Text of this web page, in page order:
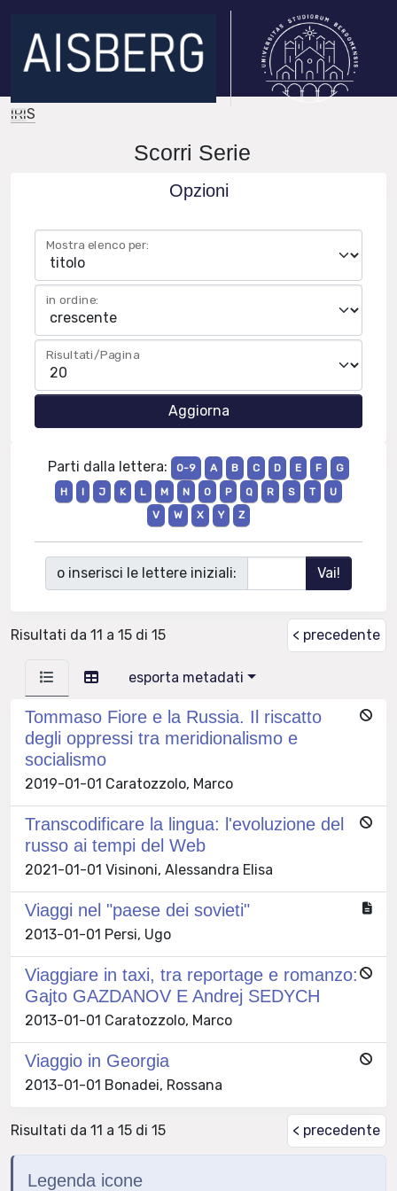
IRIS
Scorri Serie
Opzioni
Mostra elenco per:
in ordine:
Risultati/Pagina
Parti dalla lettera: 0-9 A B C D E F
G
H
I J K L M N O P Q R S T
U
V
W X Y Z
o inserisci le lettere iniziali:
Risultati da 11 a 15 di 15 < precedente
esporta metadati
Tommaso Fiore e la Russia. Il riscatto
degli oppressi tra meridionalismo e
socialismo
2019-01-01 Caratozzolo, Marco
Transcodificare la lingua: l'evoluzione del
russo ai tempi del Web
2021-01-01 Visinoni, Alessandra Elisa
Viaggi nel "paese dei sovieti"
2013-01-01 Persi, Ugo
Viaggiare in taxi, tra reportage e romanzo:
Gajto GAZDANOV E Andrej SEDYCH
2013-01-01 Caratozzolo, Marco
Viaggio in Georgia
2013-01-01 Bonadei, Rossana
Risultati da 11 a 15 di 15 < precedente
Legenda icone